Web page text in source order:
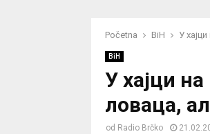
Početna BiH У
BiH
У хајци
ловаца,
od Radio Brčko